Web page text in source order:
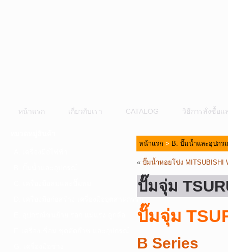
หน้าแรก เกี่ยวกับเรา CATALOG วิธีการสั่งซื้อแ
D. เครื่องมือก่อสร้าง-เครื่องมืออุตสาหกรรม
หน้าแรก > B. ปั๊มน้ำและอุปกร
« ปั๊มน้ำหอยโข่ง
ปั๊มจุ่ม
ปั๊มจุ่ม
B Series